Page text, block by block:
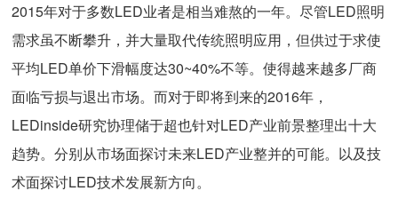
2015年对于多数LED业者是相当难熬的一年。尽管LED照明
需求虽不断攀升，并大量取代传统照明应用，但供过于求使
平均LED单价下滑幅度达30~40%不等。使得越来越多厂商
面临亏损与退出市场。而对于即将到来的2016年，
LEDinside研究协理储于超也针对LED产业前景整理出十大
趋势。分别从市场面探讨未来LED产业整并的可能。以及技
术面探讨LED技术发展新方向。